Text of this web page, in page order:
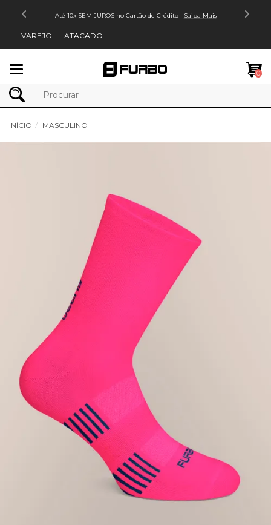
Até 10x SEM JUROS no Cartão de Crédito | Saiba Mais
VAREJO ATACADO
0
INÍCIO MASCULINO